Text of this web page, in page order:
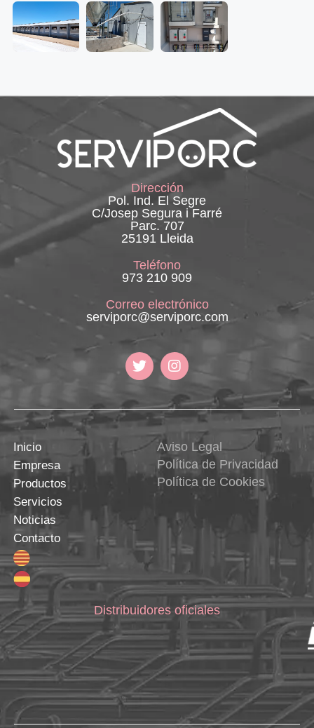
Dirección
Pol. Ind. El Segre
C/Josep Segura i Farré
Parc. 707
25191 Lleida
Teléfono
973 210 909
Correo electrónico
serviporc@serviporc.com
Inicio
Empresa
Productos
Servicios
Noticias
Contacto
Aviso Legal
Política de Privacidad
Política de Cookies
Distribuidores oficiales